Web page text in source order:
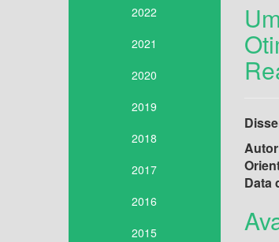
2022
2021
2020
2019
2018
2017
2016
2015
Data